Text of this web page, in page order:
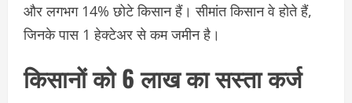
और लगभग 14% छोटे किसान हैं। सीमांत किसान वे होते हैं,
जिनके पास 1 हेक्टेअर से कम जमीन है।
किसानों को 6 लाख का सस्ता कर्ज